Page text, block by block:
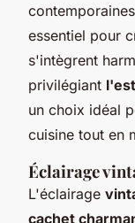
essentiel pour
s'intègrent
privilégiant
un choix idéal
cuisine tout en
Éclairage
L'éclairage
cachet